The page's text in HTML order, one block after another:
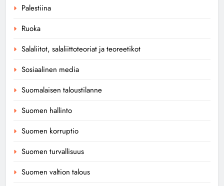
Palestiina
Ruoka
Salaliitot, salaliittoteoriat ja teoreetikot
Sosiaalinen media
Suomalaisen taloustilanne
Suomen hallinto
Suomen korruptio
Suomen turvallisuus
Suomen valtion talous